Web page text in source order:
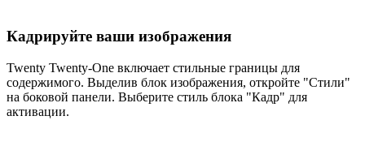
Кадрируйте ваши изображения
Twenty Twenty-One включает стильные границы для
содержимого. Выделив блок изображения, откройте "Стили"
на боковой панели. Выберите стиль блока "Кадр" для
активации.